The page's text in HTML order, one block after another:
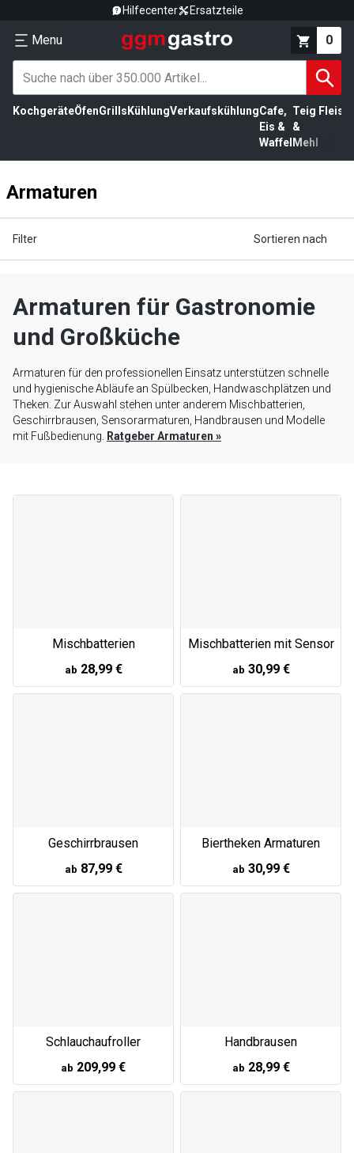
Hilfecenter Ersatzteile
Menu 0
KochgeräteÖfenGrills KühlungVerkaufskühlungCafe,
Eis &
Waffel
Teig
&
Mehl
Armaturen
Filter Sortieren nach
Armaturen für Gastronomie
und Großküche
Armaturen für den professionellen Einsatz unterstützen schnelle
und hygienische Abläufe an Spülbecken, Handwaschplätzen und
Theken. Zur Auswahl stehen unter anderem Mischbatterien,
Geschirrbrausen, Sensorarmaturen, Handbrausen und Modelle
mit Fußbedienung.
Ratgeber Armaturen »
Mischbatterien
ab 28,99 €
Mischbatterien mit Sensor
ab 30,99 €
Geschirrbrausen
ab 87,99 €
Biertheken Armaturen
ab 30,99 €
Schlauchaufroller
ab 209,99 €
Handbrausen
ab 28,99 €